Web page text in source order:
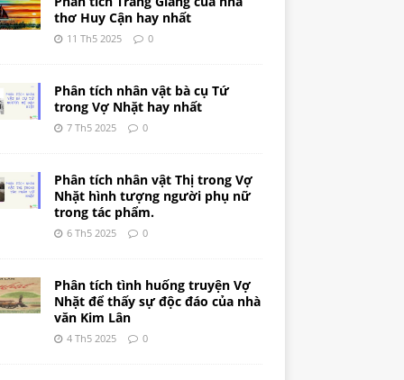
thơ Huy Cận hay nhất
11 Th5 2025 0
Phân tích nhân vật bà cụ Tứ
trong Vợ Nhặt hay nhất
7 Th5 2025 0
Phân tích nhân vật Thị trong Vợ
Nhặt hình tượng người phụ nữ
trong tác phẩm.
6 Th5 2025 0
Phân tích tình huống truyện Vợ
Nhặt để thấy sự độc đáo của nhà
văn Kim Lân
4 Th5 2025 0